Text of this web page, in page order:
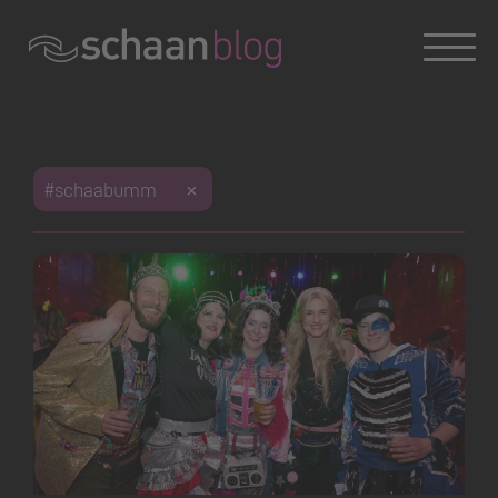
#international
#kulturbrauerei
#kunstschaffende
#jugendarbeit
#skatepark
#Dorfentwicklung
#friedhof
#Holzen
#schutzwald
#familienfest
#tak
#Wiesenll
#Wasserversorung
#sportplatzrheinwiese
#sportevent
#schnällschtaschaaner
#schaanbaut
#verkehrsproblematik
#neuesausdergemeinde
#verkehrsentwicklung
#Resch
#bodenerwerb
#LIFE
#festival
#photovoltaikanlagen
#fördermassnahmen
#regionalität
#heimatgefühle
#sommerprojektwoche
#abenteuerspielplatz
#schaanersommer
#summerfeeling
#vereinsleben
#sportangebote
#sportverbindet
#schaabumm